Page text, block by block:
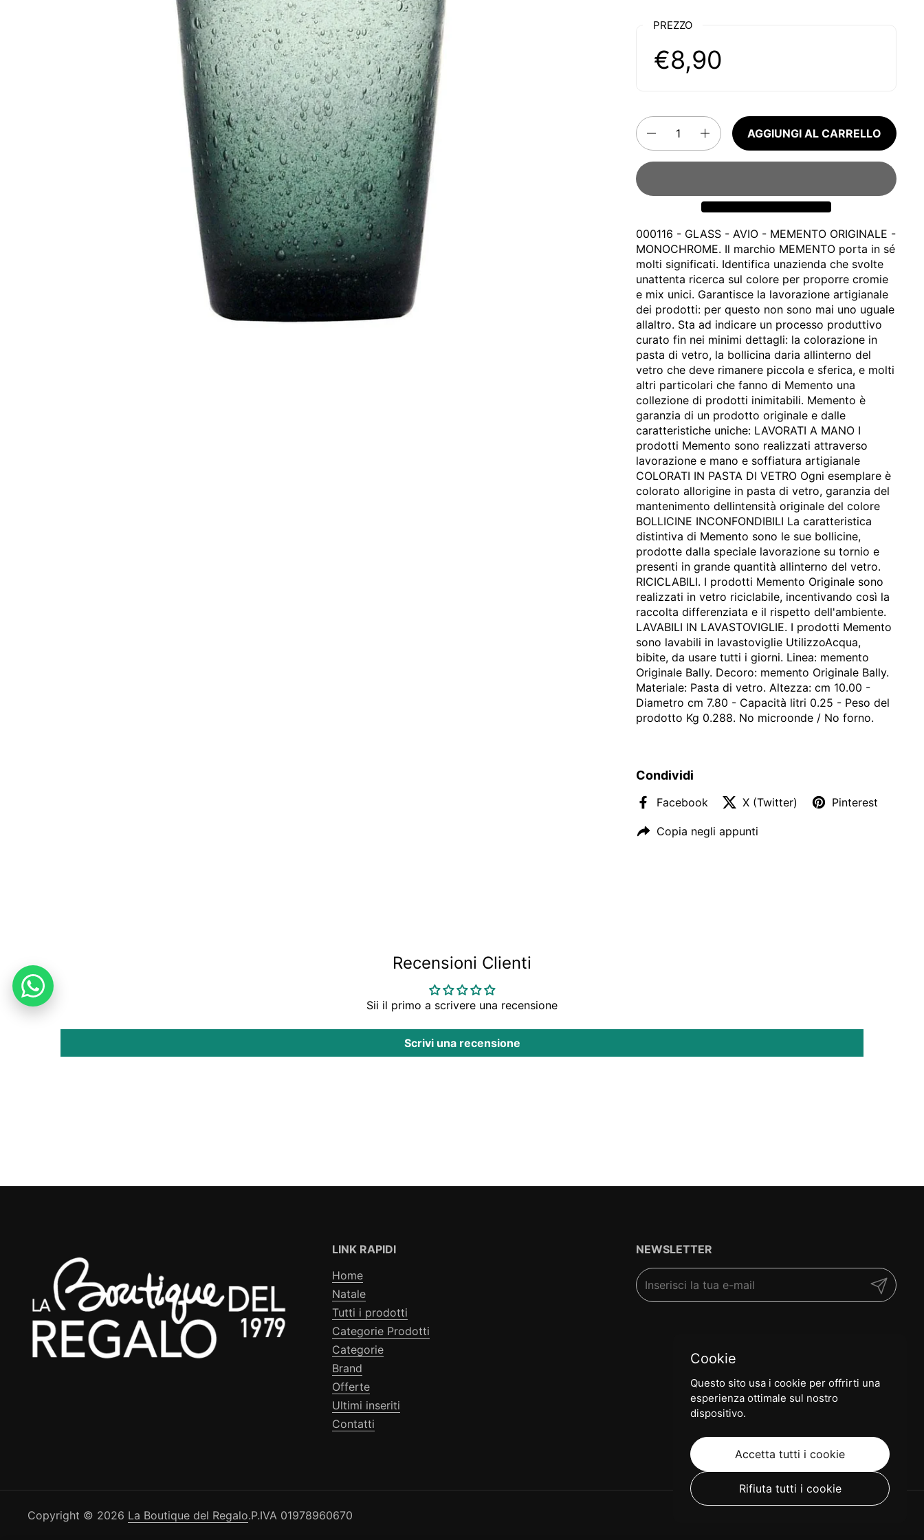
PREZZO
€8,90
Quantità
AGGIUNGI AL CARRELLO
000116 - GLASS - AVIO - MEMENTO ORIGINALE -
MONOCHROME. Il marchio MEMENTO porta in sé
molti significati. Identifica unazienda che svolte
unattenta ricerca sul colore per proporre cromie
e mix unici. Garantisce la lavorazione artigianale
dei prodotti: per questo non sono mai uno uguale
allaltro. Sta ad indicare un processo produttivo
curato fin nei minimi dettagli: la colorazione in
pasta di vetro, la bollicina daria allinterno del
vetro che deve rimanere piccola e sferica, e molti
altri particolari che fanno di Memento una
collezione di prodotti inimitabili. Memento è
garanzia di un prodotto originale e dalle
caratteristiche uniche: LAVORATI A MANO I
prodotti Memento sono realizzati attraverso
lavorazione e mano e soffiatura artigianale
COLORATI IN PASTA DI VETRO Ogni esemplare è
colorato allorigine in pasta di vetro, garanzia del
mantenimento dellintensità originale del colore
BOLLICINE INCONFONDIBILI La caratteristica
distintiva di Memento sono le sue bollicine,
prodotte dalla speciale lavorazione su tornio e
presenti in grande quantità allinterno del vetro.
RICICLABILI. I prodotti Memento Originale sono
realizzati in vetro riciclabile, incentivando così la
raccolta differenziata e il rispetto dell'ambiente.
LAVABILI IN LAVASTOVIGLIE. I prodotti Memento
sono lavabili in lavastoviglie UtilizzoAcqua,
bibite, da usare tutti i giorni. Linea: memento
Originale Bally. Decoro: memento Originale Bally.
Materiale: Pasta di vetro. Altezza: cm 10.00 -
Diametro cm 7.80 - Capacità litri 0.25 - Peso del
prodotto Kg 0.288. No microonde / No forno.
Condividi
Facebook X (Twitter) Pinterest
Copia negli appunti
Recensioni Clienti
Sii il primo a scrivere una recensione
Scrivi una recensione
LINK RAPIDI
Home
Natale
Tutti i prodotti
Categorie Prodotti
Categorie
Brand
Offerte
Ultimi inseriti
Contatti
NEWSLETTER
Invia
Copyright © 2026 La Boutique del Regalo.P.IVA 01978960670
Cookie
Questo sito usa i cookie per offrirti una
esperienza ottimale sul nostro
dispositivo.
Accetta tutti i cookie
Rifiuta tutti i cookie